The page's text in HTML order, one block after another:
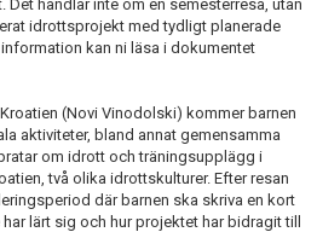
Det handlar inte om en semesterresa, utan
idrottsprojekt med tydligt planerade
information kan ni läsa i dokumentet
(Novi Vinodolski) kommer barnen
aktiviteter, bland annat gemensamma
om idrott och träningsupplägg i
två olika idrottskulturer. Efter resan
där barnen ska skriva en kort
lärt sig och hur projektet har bidragit till